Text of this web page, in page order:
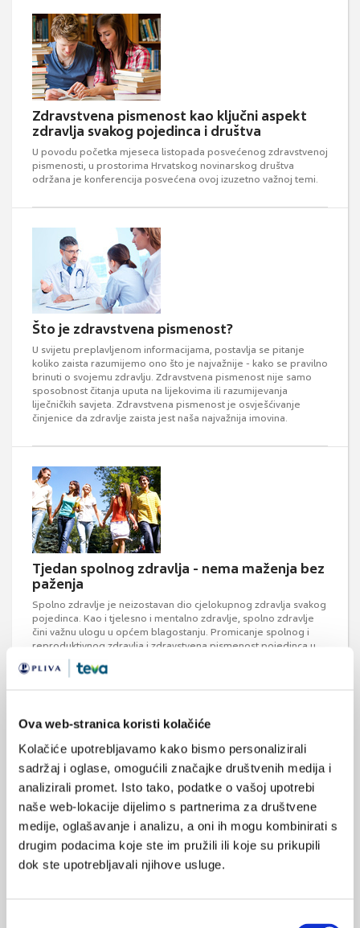
Ova web-stranica koristi kolačiće
Kolačiće upotrebljavamo kako bismo personalizirali
sadržaj i oglase, omogućili značajke društvenih medija i
analizirali promet. Isto tako, podatke o vašoj upotrebi
naše web-lokacije dijelimo s partnerima za društvene
medije, oglašavanje i analizu, a oni ih mogu kombinirati s
drugim podacima koje ste im pružili ili koje su prikupili
dok ste upotrebljavali njihove usluge.
Zdravstvena pismenost kao ključni aspekt
zdravlja svakog pojedinca i društva
U povodu početka mjeseca listopada posvećenog zdravstvenoj
pismenosti, u prostorima Hrvatskog novinarskog društva
održana je konferencija posvećena ovoj izuzetno važnoj temi.
Što je zdravstvena pismenost?
U svijetu preplavljenom informacijama, postavlja se pitanje
koliko zaista razumijemo ono što je najvažnije - kako se pravilno
brinuti o svojemu zdravlju. Zdravstvena pismenost nije samo
sposobnost čitanja uputa na lijekovima ili razumijevanja
liječničkih savjeta. Zdravstvena pismenost je osvješćivanje
činjenice da zdravlje zaista jest naša najvažnija imovina.
Tjedan spolnog zdravlja - nema maženja bez
paženja
Spolno zdravlje je neizostavan dio cjelokupnog zdravlja svakog
pojedinca. Kao i tjelesno i mentalno zdravlje, spolno zdravlje
čini važnu ulogu u općem blagostanju. Promicanje spolnog i
reproduktivnog zdravlja i zdravstvena pismenost pojedinca u
ovom području obuhvaćaju puno više od tema poput trudnoće
ili spolno prenosivih infekcija (SPI) uključuju osobni doživljaj o
Samoliječenje ili automedikacija - pro et
contra
Samoliječenje može olakšati pritisak na zdravstveni sustav. Uz